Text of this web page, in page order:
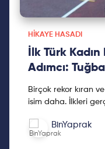
HIKAYE HASADI
İlk Türk
Adımcı:
Birçok rekor kıran
isim daha. İlkleri
hikayelerini ve ne
insanın bu değerli
BinYaprak